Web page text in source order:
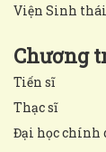
Viện Sinh
Chương
Tiến sĩ
Thạc sĩ
Đại học chính